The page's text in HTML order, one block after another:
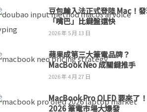
豆包輸入法正式登陸 Mac！
「嘴巴」比鍵盤還快
2026 年 5 月 13 日
蘋果成第三大筆電品牌？
MacBook Neo 成關鍵推手
2026 年 4 月 27 日
MacBook Pro OLED 要來了！
2026 筆電市場大爆發